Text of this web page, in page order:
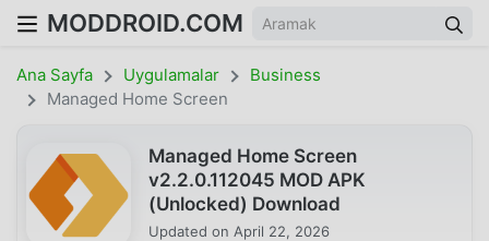
MODDROID.COM
Ana Sayfa Uygulamalar
Business
Managed Home Screen
Managed Home Screen
v2.2.0.112045 MOD APK
(Unlocked) Download
Updated on April 22, 2026